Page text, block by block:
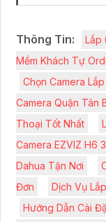
Thông Tin: Lắp
Mềm Khách Tự
Chọn Camera
Camera Quận Tân
Thoại Tốt Nhất
Camera EZVIZ H6
Dahua Tận Nơi
Đơn
Dịch Vụ
Hướng Dẫn Cài